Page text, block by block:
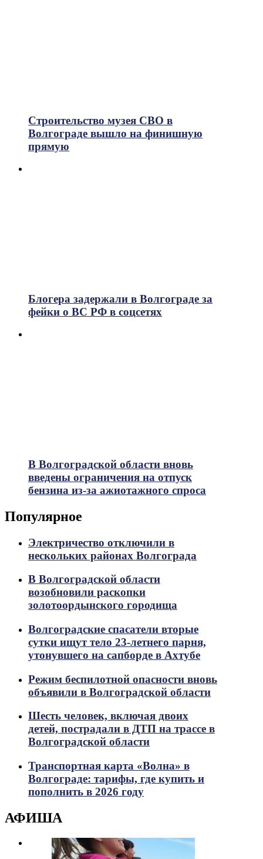
Строительство музея СВО в
Волгограде вышло на финишную
прямую
Блогера задержали в Волгограде за
фейки о ВС РФ в соцсетях
В Волгоградской области вновь
введены ограничения на отпуск
бензина из-за ажиотажного спроса
Популярное
Электричество отключили в
нескольких районах Волгограда
В Волгоградской области
возобновили раскопки
золотоордынского городища
Волгоградские спасатели вторые
сутки ищут тело 23-летнего парня,
утонувшего на сапборде в Ахтубе
Режим беспилотной опасности вновь
объявили в Волгоградской области
Шесть человек, включая двоих
детей, пострадали в ДТП на трассе в
Волгоградской области
Транспортная карта «Волна» в
Волгограде: тарифы, где купить и
пополнить в 2026 году
АФИША